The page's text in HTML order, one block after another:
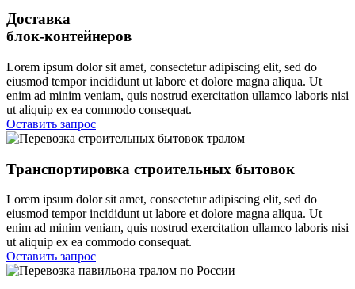
Доставка
блок-контейнеров
Lorem ipsum dolor sit amet, consectetur adipiscing elit, sed do
eiusmod tempor incididunt ut labore et dolore magna aliqua. Ut
enim ad minim veniam, quis nostrud exercitation ullamco laboris nisi
ut aliquip ex ea commodo consequat.
Оставить запрос
Транспортировка строительных бытовок
Lorem ipsum dolor sit amet, consectetur adipiscing elit, sed do
eiusmod tempor incididunt ut labore et dolore magna aliqua. Ut
enim ad minim veniam, quis nostrud exercitation ullamco laboris nisi
ut aliquip ex ea commodo consequat.
Оставить запрос